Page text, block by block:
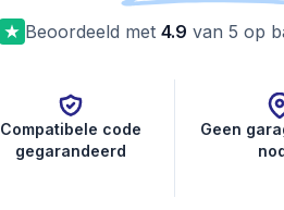
Beoordeeld met 4.9 van 5 op
Compatibele code
gegarandeerd
Geen